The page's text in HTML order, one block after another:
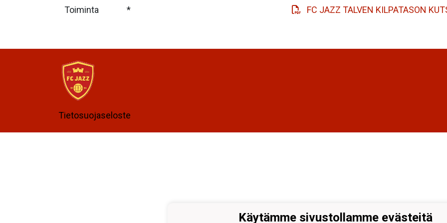
Toiminta * FC JAZZ TALVEN KILPATASON
Tietosuojaseloste
Käytämme sivustollamme evästeitä